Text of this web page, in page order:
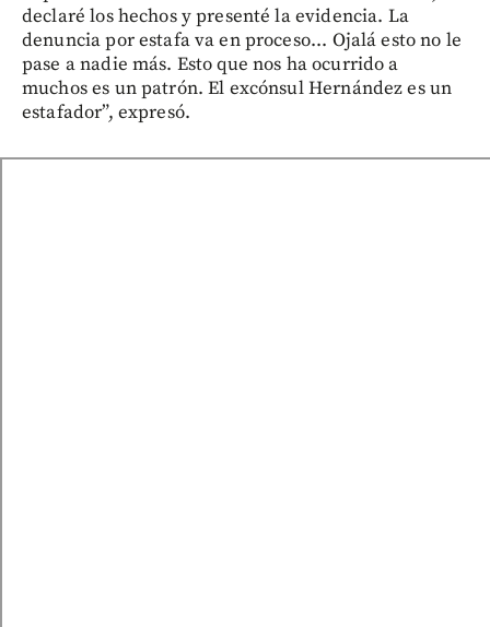
declaré los hechos y presenté la evidencia. La
denuncia por estafa va en proceso... Ojalá esto no le
pase a nadie más. Esto que nos ha ocurrido a
muchos es un patrón. El excónsul Hernández es un
estafador”, expresó.